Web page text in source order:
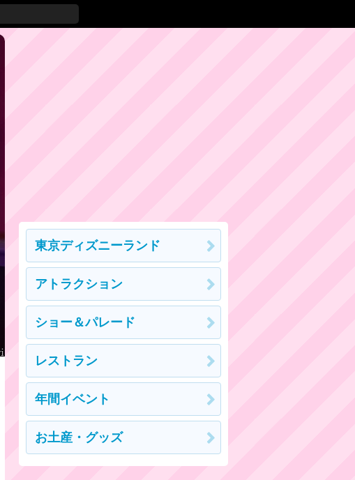
東京ディズニーランド
アトラクション
ショー＆パレード
レストラン
年間イベント
お土産・グッズ